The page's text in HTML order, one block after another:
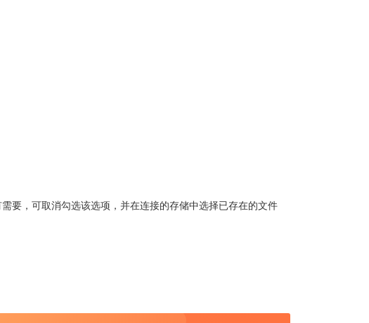
要，可取消勾选该选项，并在连接的存储中选择已存在的文件